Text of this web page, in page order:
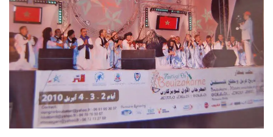
ر
ي
د
ا
إ
ل
ك
ت
ر